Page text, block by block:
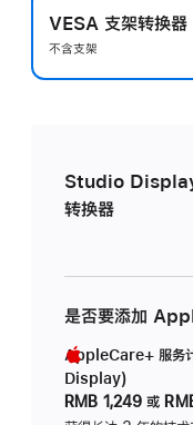
VESA 支架转换器
不含支架
Studio Display
转换器
是否要添加
AppleCare+ 服务
Display)
RMB 1,249 或